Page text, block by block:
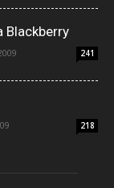
Blackberry
241
218